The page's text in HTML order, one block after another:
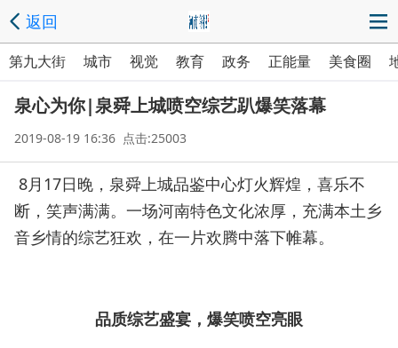
返回
第九大街 城市 视觉 教育 政务 正能量 美食圈
泉心为你|泉舜上城喷空综艺趴爆笑落幕
2019-08-19 16:36 点击:25003
8月17日晚，泉舜上城品鉴中心灯火辉煌，喜乐不
断，笑声满满。一场河南特色文化浓厚，充满本土乡
音乡情的综艺狂欢，在一片欢腾中落下帷幕。
品质综艺盛宴，爆笑喷空亮眼